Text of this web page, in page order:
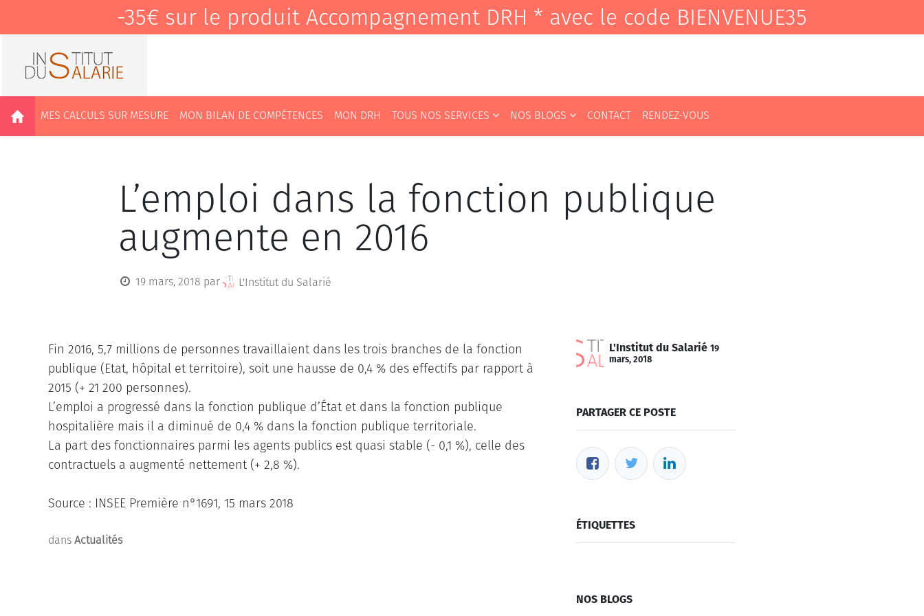
-35€ sur le produit Accompagnement DRH * avec le code BIENVENUE35
MES CALCULS SUR MESURE MON BILAN DE COMPÉTENCES MON DRH TOUS NOS SERVICES NOS BLOGS CONTACT RENDEZ-VOUS
L’emploi dans la fonction publique
augmente en 2016
19 mars, 2018 par L'Institut du Salarié
Fin 2016, 5,7 millions de personnes travaillaient dans les trois branches de la fonction
publique (Etat, hôpital et territoire), soit une hausse de 0,4 % des effectifs par rapport à
2015 (+ 21 200 personnes).
L’emploi a progressé dans la fonction publique d’État et dans la fonction publique
hospitalière mais il a diminué de 0,4 % dans la fonction publique territoriale.
La part des fonctionnaires parmi les agents publics est quasi stable (- 0,1 %), celle des
contractuels a augmenté nettement (+ 2,8 %).
Source : INSEE Première n°1691, 15 mars 2018
dans Actualités
L'Institut du Salarié 19
mars, 2018
PARTAGER CE POSTE
ÉTIQUETTES
NOS BLOGS